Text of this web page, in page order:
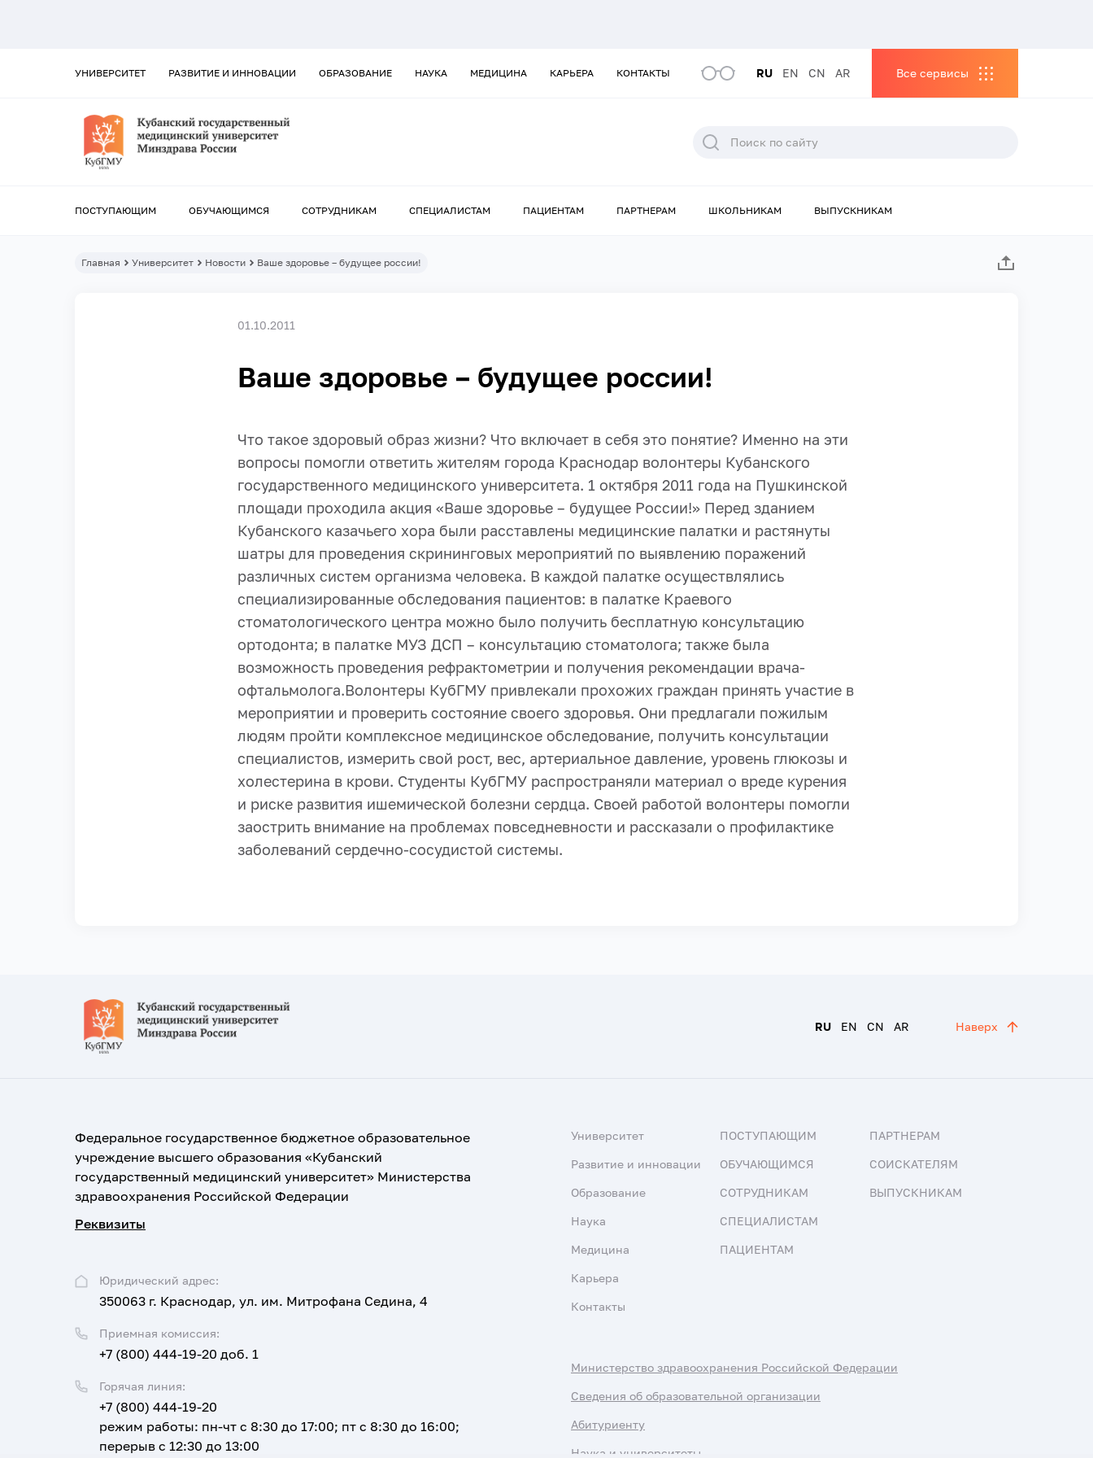
УНИВЕРСИТЕТ РАЗВИТИЕ И ИННОВАЦИИ ОБРАЗОВАНИЕ НАУКА МЕДИЦИНА КАРЬЕРА КОНТАКТЫ RU EN CN AR Все сервисы
ПОСТУПАЮЩИМ ОБУЧАЮЩИМСЯ СОТРУДНИКАМ СПЕЦИАЛИСТАМ ПАЦИЕНТАМ ПАРТНЕРАМ ШКОЛЬНИКАМ ВЫПУСКНИКАМ
Главная Университет Новости Ваше здоровье – будущее россии!
01.10.2011
Ваше здоровье – будущее россии!
Что такое здоровый образ жизни? Что включает в себя это понятие? Именно на эти
вопросы помогли ответить жителям города Краснодар волонтеры Кубанского
государственного медицинского университета. 1 октября 2011 года на Пушкинской
площади проходила акция «Ваше здоровье – будущее России!» Перед зданием
Кубанского казачьего хора были расставлены медицинские палатки и растянуты
шатры для проведения скрининговых мероприятий по выявлению поражений
различных систем организма человека. В каждой палатке осуществлялись
специализированные обследования пациентов: в палатке Краевого
стоматологического центра можно было получить бесплатную консультацию
ортодонта; в палатке МУЗ ДСП – консультацию стоматолога; также была
возможность проведения рефрактометрии и получения рекомендации врача-
офтальмолога.Волонтеры КубГМУ привлекали прохожих граждан принять участие в
мероприятии и проверить состояние своего здоровья. Они предлагали пожилым
людям пройти комплексное медицинское обследование, получить консультации
специалистов, измерить свой рост, вес, артериальное давление, уровень глюкозы и
холестерина в крови. Студенты КубГМУ распространяли материал о вреде курения
и риске развития ишемической болезни сердца. Своей работой волонтеры помогли
заострить внимание на проблемах повседневности и рассказали о профилактике
заболеваний сердечно-сосудистой системы.
RU EN CN AR Наверх
Федеральное государственное бюджетное образовательное
учреждение высшего образования «Кубанский
государственный медицинский университет» Министерства
здравоохранения Российской Федерации
Реквизиты
Юридический адрес:
350063 г. Краснодар, ул. им. Митрофана Седина, 4
Приемная комиссия:
+7 (800) 444-19-20 доб. 1
Горячая линия:
+7 (800) 444-19-20
режим работы: пн-чт с 8:30 до 17:00; пт с 8:30 до 16:00;
перерыв с 12:30 до 13:00
Университет
Развитие и инновации
Образование
Наука
Медицина
Карьера
Контакты
ПОСТУПАЮЩИМ
ОБУЧАЮЩИМСЯ
СОТРУДНИКАМ
СПЕЦИАЛИСТАМ
ПАЦИЕНТАМ
ПАРТНЕРАМ
СОИСКАТЕЛЯМ
ВЫПУСКНИКАМ
Министерство здравоохранения Российской Федерации
Сведения об образовательной организации
Абитуриенту
Наука и университеты